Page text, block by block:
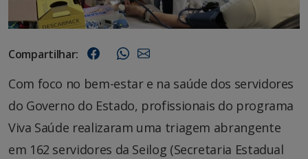
Compartilhar:
Com foco no bem-estar e na saúde dos servidores
do Governo do Estado, profissionais do programa
Viva Saúde realizaram uma triagem abrangente
em 162 servidores da Seilog (Secretaria Estadual